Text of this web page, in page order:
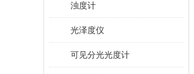
浊度计
光泽度仪
可见分光光度计